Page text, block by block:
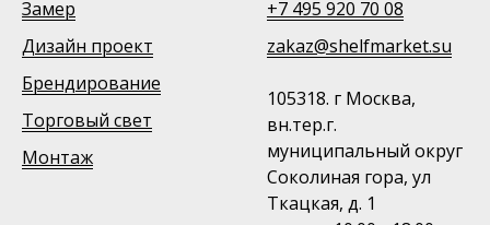
Замер
Дизайн проект
Брендирование
Торговый свет
Монтаж
+7 495 920 70 08
zakaz@shelfmarket.su
105318. г Москва,
вн.тер.г.
муниципальный округ
Соколиная гора, ул
Ткацкая, д. 1